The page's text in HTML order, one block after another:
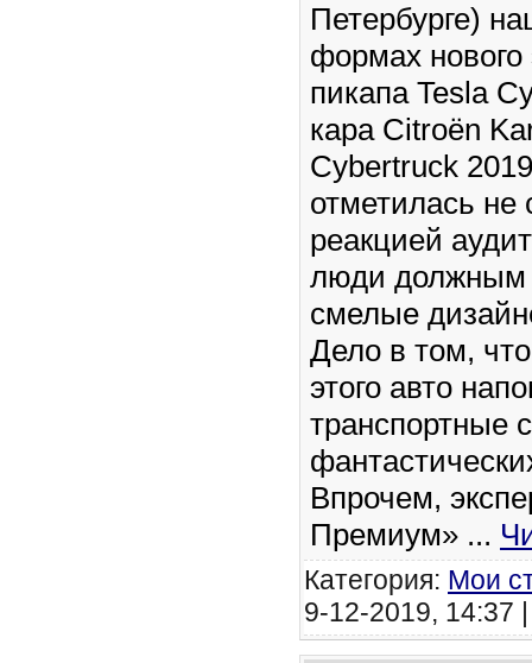
Петербурге)
формах нового
пикапа Tesla
кара Citroën
Cybertruck
отметилась не
реакцией
люди должным
смелые
Дело в том,
этого авто
транспортные
Впрочем,
Премиум» ...
Категория: Мои
9-12-2019, 14:37